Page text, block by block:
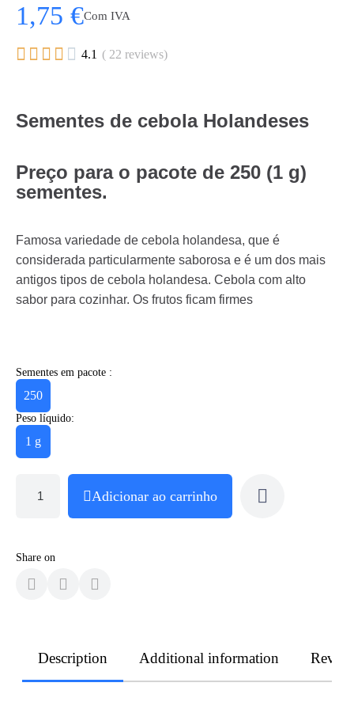
1,75 €Com IVA
     4.1 ( 22 reviews)
Sementes de cebola Holandeses
Preço para o pacote de 250 (1 g)
sementes.
Famosa variedade de cebola holandesa, que é
considerada particularmente saborosa e é um dos mais
antigos tipos de cebola holandesa. Cebola com alto
sabor para cozinhar. Os frutos ficam firmes
Sementes em pacote :
250
Peso líquido:
1 g
Adicionar ao carrinho
Share on
Description Additional information